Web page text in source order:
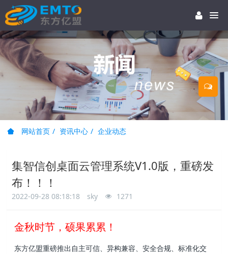
网站首页 资讯中心 企业动态
集智信创桌面云管理系统V1.0版，重磅发
布！！！
2022-09-28 08:18:18 sky 1271
金秋时节，硕果累累！
东方亿盟重磅推出自主可信、异构兼容、安全合规、标准化交